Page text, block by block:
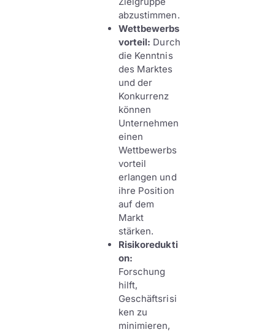
abzustimmen.
Wettbewerbs
vorteil: Durch
die Kenntnis
des Marktes
und der
Konkurrenz
können
Unternehmen
einen
Wettbewerbs
vorteil
erlangen und
ihre Position
auf dem
Markt
stärken.
Risikoredukti
on:
Forschung
hilft,
Geschäftsrisi
ken zu
minimieren,